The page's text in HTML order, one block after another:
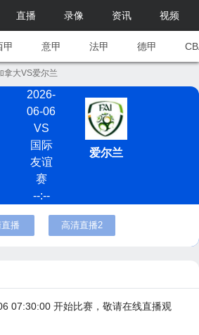
直播 录像 资讯 视频
甲 意甲 法甲 德甲
拿大VS爱尔兰
2026-
06-06
VS
国际
友谊
赛
--:--
爱尔兰
播 高清直播2
07:30:00 开始比赛，敬请在线直播观